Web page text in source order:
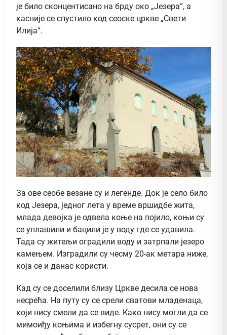
је било сконцентисано на брду око „Језера“, а
касније се спустило код сеоске цркве „Свети
Илија“.
За ове сеобе везане су и легенде. Док је село било
код Језера, једног лета у време вршидбе жита,
млада девојка је одвела коње на појило, коњи су
се уплашили и бацили је у воду где се удавила.
Тада су житељи оградили воду и затрпали језеро
камењем. Изградили су чесму 20-ак метара ниже,
која се и данас користи.
Кад су се доселили близу Цркве десила се нова
несрећа. На путу су се срели сватови младенаца,
који нису смели да се виде. Како нису могли да се
мимоиђу коњима и избегну сусрет, они су се